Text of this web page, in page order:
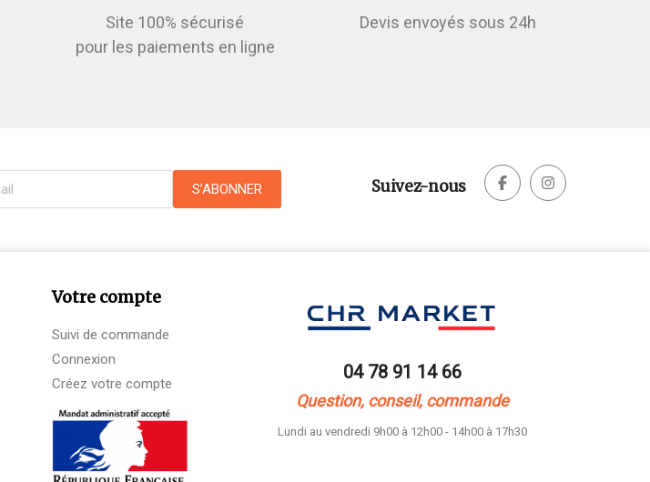
Site 100% sécurisé
pour les paiements en ligne
Devis envoyés sous 24h
Suivez-nous  
Votre compte
Suivi de commande
Connexion
Créez votre compte
04 78 91 14 66
Question, conseil, commande
Lundi au vendredi 9h00 à 12h00 - 14h00 à 17h30